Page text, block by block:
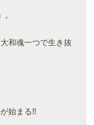
和魂一つで生き抜
始まる!!